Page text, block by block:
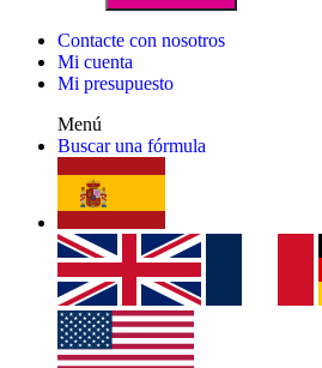
Contacte con nosotros
Mi cuenta
Mi presupuesto
Menú
Buscar una fórmula